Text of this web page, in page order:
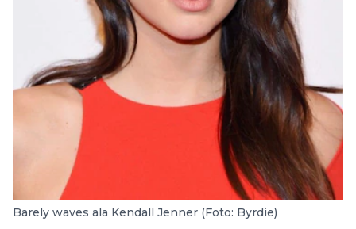
Barely waves ala Kendall Jenner (Foto: Byrdie)